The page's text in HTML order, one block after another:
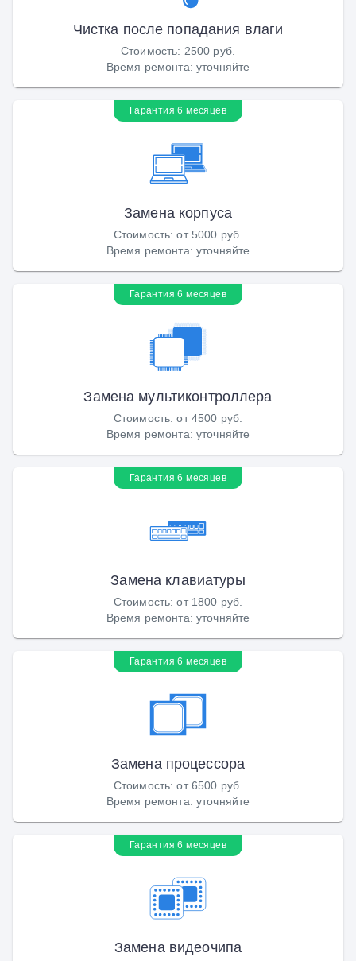
Чистка после попадания влаги
Стоимость: 2500 руб.
Время ремонта: уточняйте
Гарантия 6 месяцев
Замена корпуса
Стоимость:от 5000 руб.
Время ремонта: уточняйте
Гарантия 6 месяцев
Замена мультиконтроллера
Стоимость:от 4500 руб.
Время ремонта: уточняйте
Гарантия 6 месяцев
Замена клавиатуры
Стоимость:от 1800 руб.
Время ремонта: уточняйте
Гарантия 6 месяцев
Замена процессора
Стоимость:от 6500 руб.
Время ремонта: уточняйте
Гарантия 6 месяцев
Замена видеочипа